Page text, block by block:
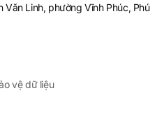
Văn Linh, phường Vĩnh Phúc, Phú
vệ dữ liệu